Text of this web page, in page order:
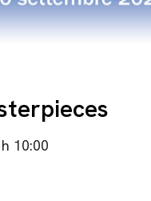
10:00